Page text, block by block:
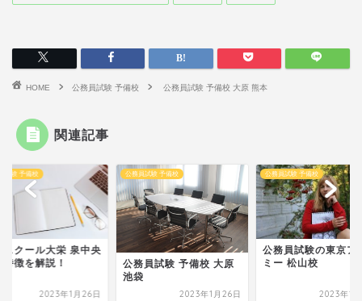
HOME 公務員試験 予備校 公務員試験 予備校 大原 熊本
関連記事
試験 予備校
スクール大栄 泉中央
特徴を解説！
2023年1月26日
公務員試験 予備校
公務員試験 予備校 大原
池袋
2023年1月26日
公務員試験 予備校
公務員試験の東京ア
ミー 松山校
2023年1